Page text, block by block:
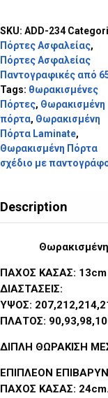
SKU: ADD-234
Πόρτες Ασφαλείας,
Πόρτες Ασφαλείας
Παντογραφικές από
Tags: θωρακισμένες
Πόρτες, Θωρακισμένη
πόρτα, Θωρακισμένη
Πόρτα Laminate,
Θωρακισμένη Πόρτα
σχέδιο με
Description
ΠΑΧΟΣ ΚΑΣΑΣ: 13cm
ΔΙΑΣΤΑΣΕΙΣ:
ΥΨΟΣ:
ΠΛΑΤΟΣ:
ΔΙΠΛΗ ΘΩΡΑΚΙΣΗ
ΕΠΙΠΛΕΟΝ
ΠΑΧΟΣ ΚΑΣΑΣ: